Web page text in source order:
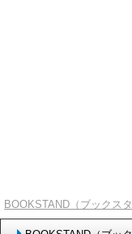
BOOKSTAND（ブックスタ